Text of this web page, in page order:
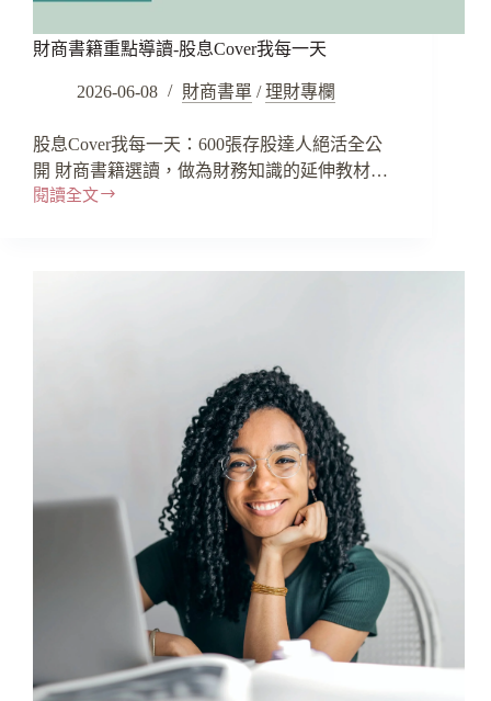
財商書籍重點導讀-股息Cover我每一天
2026-06-08 財商書單 / 理財專欄
股息Cover我每一天：600張存股達人絕活全公
開 財商書籍選讀，做為財務知識的延伸教材…
閱讀全文